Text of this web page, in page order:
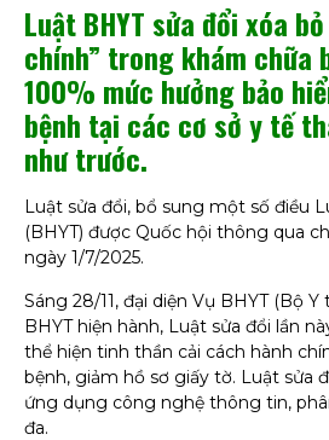
Luật BHYT sửa đổi xóa
chính” trong khám chữa
100% mức hưởng bảo
bệnh tại các cơ sở y tế
như trước.
Luật sửa đổi, bổ sung một số điều
(BHYT) được Quốc hội thông qua
ngày 1/7/2025.
Sáng 28/11, đại diện Vụ BHYT (Bộ
BHYT hiện hành, Luật sửa đổi lần
thể hiện tinh thần cải cách hành
bệnh, giảm hồ sơ giấy tờ. Luật sửa
ứng dụng công nghệ thông tin,
đa.